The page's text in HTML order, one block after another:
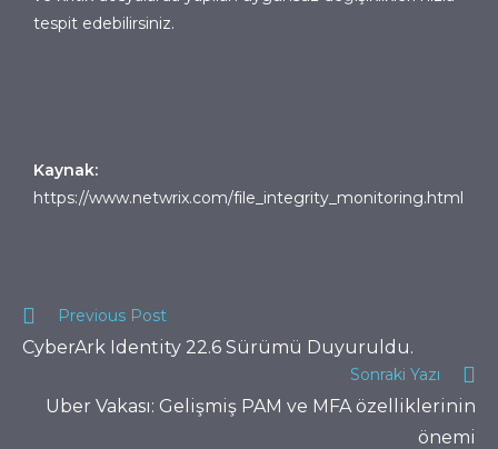
tespit edebilirsiniz.
Kaynak:
https://www.netwrix.com/file_integrity_monitoring.html
Previous Post
CyberArk Identity 22.6 Sürümü Duyuruldu.
Sonraki Yazı
Uber Vakası: Gelişmiş PAM ve MFA özelliklerinin
önemi